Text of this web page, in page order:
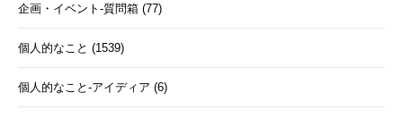
企画・イベント-質問箱 (77)
個人的なこと (1539)
個人的なこと-アイディア (6)